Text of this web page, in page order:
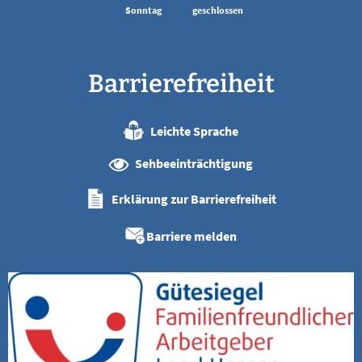
Sonntag
geschlossen
Barrierefreiheit
Leichte Sprache
Sehbeeinträchtigung
Erklärung zur Barrierefreiheit
Barriere melden